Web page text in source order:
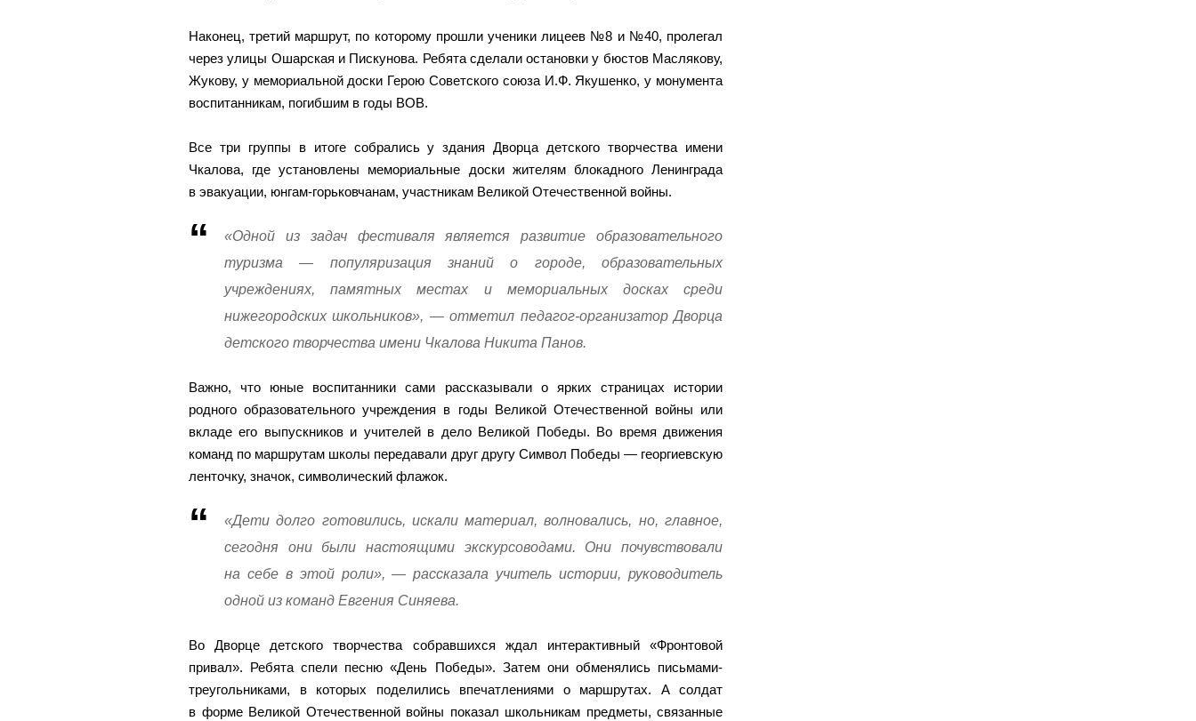
Наконец, третий маршрут, по которому прошли ученики лицеев №8 и №40, пролегал
через улицы Ошарская и Пискунова. Ребята сделали остановки у бюстов Маслякову,
Жукову, у мемориальной доски Герою Советского союза И.Ф. Якушенко, у монумента
воспитанникам, погибшим в годы ВОВ.
Все три группы в итоге собрались у здания Дворца детского творчества имени
Чкалова, где установлены мемориальные доски жителям блокадного Ленинграда
в эвакуации, юнгам-горьковчанам, участникам Великой Отечественной войны.
«Одной из задач фестиваля является развитие образовательного
туризма — популяризация знаний о городе, образовательных
учреждениях, памятных местах и мемориальных досках среди
нижегородских школьников», — отметил педагог-организатор Дворца
детского творчества имени Чкалова Никита Панов.
Важно, что юные воспитанники сами рассказывали о ярких страницах истории
родного образовательного учреждения в годы Великой Отечественной войны или
вкладе его выпускников и учителей в дело Великой Победы. Во время движения
команд по маршрутам школы передавали друг другу Символ Победы — георгиевскую
ленточку, значок, символический флажок.
«Дети долго готовились, искали материал, волновались, но, главное,
сегодня они были настоящими экскурсоводами. Они почувствовали
на себе в этой роли», — рассказала учитель истории, руководитель
одной из команд Евгения Синяева.
Во Дворце детского творчества собравшихся ждал интерактивный «Фронтовой
привал». Ребята спели песню «День Победы». Затем они обменялись письмами-
треугольниками, в которых поделились впечатлениями о маршрутах. А солдат
в форме Великой Отечественной войны показал школьникам предметы, связанные